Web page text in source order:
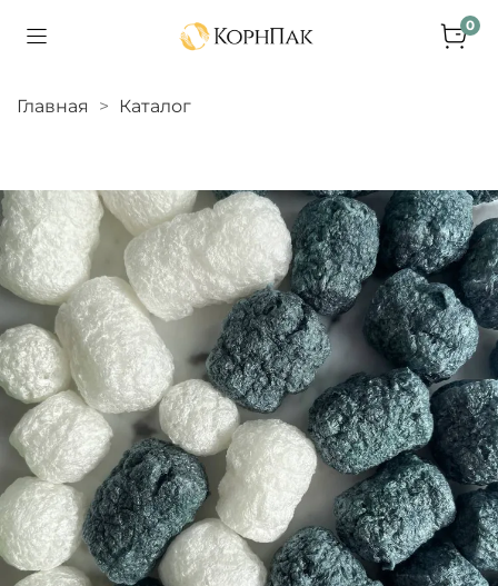
0
Главная Каталог